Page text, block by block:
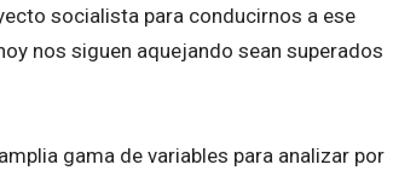
socialista para conducirnos a ese
nos siguen aquejando sean superados
gama de variables para analizar por